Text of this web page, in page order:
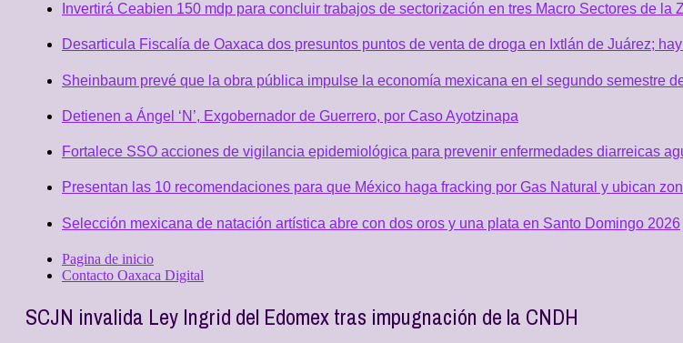
Invertirá Ceabien 150 mdp para concluir trabajos de sectorización en tres Macro Sectores de la
Desarticula Fiscalía de Oaxaca dos presuntos puntos de venta de droga en Ixtlán de Juárez;
Sheinbaum prevé que la obra pública impulse la economía mexicana en el segundo semestre
Detienen a Ángel ‘N’, Exgobernador de Guerrero, por Caso Ayotzinapa
Fortalece SSO acciones de vigilancia epidemiológica para prevenir enfermedades diarreicas
Presentan las 10 recomendaciones para que México haga fracking por Gas Natural y ubican
Selección mexicana de natación artística abre con dos oros y una plata en Santo Domingo 2026
Pagina de inicio
Contacto Oaxaca Digital
SCJN invalida Ley Ingrid del Edomex tras impugnación de la CNDH